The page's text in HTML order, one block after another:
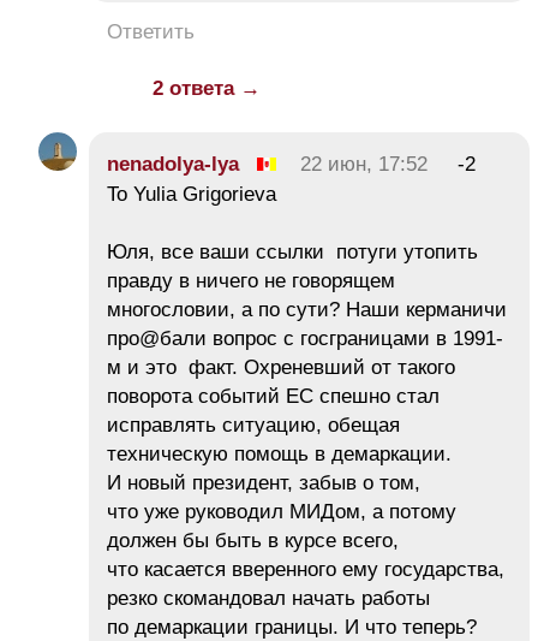
Ответить
2 ответа →
nenadolya-lya 22 июн, 17:52
-2
To Yulia Grigorieva
Юля, все ваши ссылки потуги утопить
правду в ничего не говорящем
многословии, а по сути? Наши керманичи
про@бали вопрос с госграницами в 1991-
м и это факт. Охреневший от такого
поворота событий ЕС спешно стал
исправлять ситуацию, обещая
техническую помощь в демаркации.
И новый президент, забыв о том,
что уже руководил МИДом, а потому
должен бы быть в курсе всего,
что касается вверенного ему государства,
резко скомандовал начать работы
по демаркации границы. И что теперь?